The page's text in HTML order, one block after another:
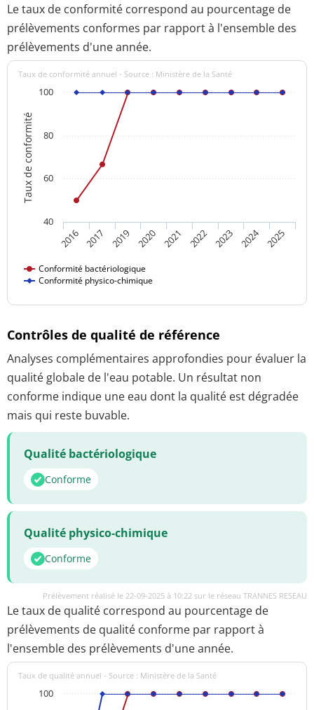
Le taux de conformité correspond au pourcentage de
prélèvements conformes par rapport à l'ensemble des
prélèvements d'une année.
Taux de conformité
Taux de conformité annuel - Source : Ministère de la Santé
Conformité bactériologique
Conformité physico-chimique
2016 2017 2019 2020 2021 2022 2023 2024 2025
40
60
80
100
Contrôles de qualité de référence
Analyses complémentaires approfondies pour évaluer la
qualité globale de l'eau potable. Un résultat non
conforme indique une eau dont la qualité est dégradée
mais qui reste buvable.
Qualité bactériologique
Conforme
Qualité physico-chimique
Conforme
Prélèvement réalisé le 22-09-2025 à 10:22 sur le réseau TRANNES RESEAU
Le taux de qualité correspond au pourcentage de
prélèvements de qualité conforme par rapport à
l'ensemble des prélèvements d'une année.
Taux de qualité annuel - Source : Ministère de la Santé
100